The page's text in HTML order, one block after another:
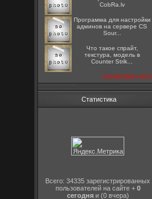
CobRa.lv
Программа для настройки
админов на сервере CS
Sour...
Что такое спрайт,
текстура, модель в
Counter Strik...
посмотреть все
Статистика
Всего: 34335 зарегистрированных
пользователей на сайте + 0
сегодняи (0 вчера)